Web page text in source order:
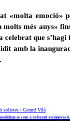
«molta emoció»
molts més anys»
celebrat que
amb la
se com a referent en